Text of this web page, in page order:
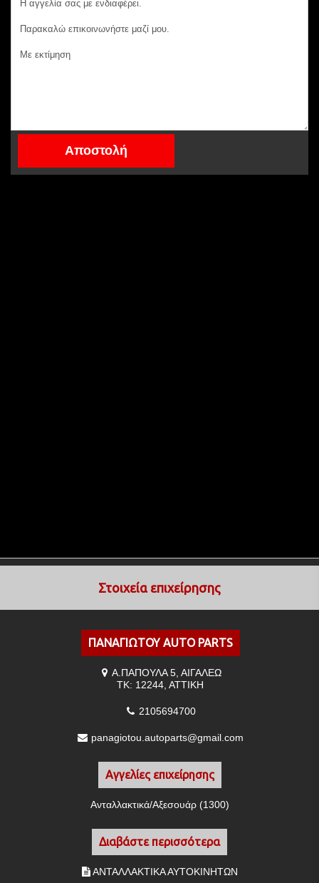
Στοιχεία επιχείρησης
ΠΑΝΑΓΙΩΤΟΥ AUTO PARTS
Α.ΠΑΠΟΥΛΑ 5, ΑΙΓΑΛΕΩ
ΤΚ: 12244, ΑΤΤΙΚΗ
2105694700
panagiotou.autoparts@gmail.com
Αγγελίες επιχείρησης
Ανταλλακτικά/Αξεσουάρ (1300)
Διαβάστε περισσότερα
ΑΝΤΑΛΛΑΚΤΙΚΑ ΑΥΤΟΚΙΝΗΤΩΝ